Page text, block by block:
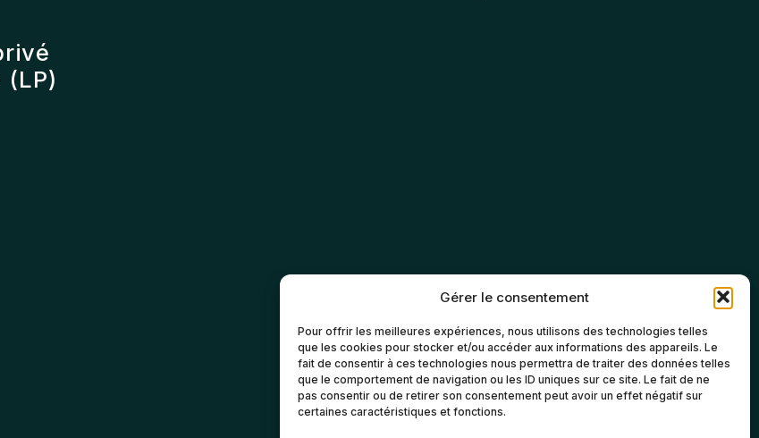
Gérer le consentement
Pour offrir les meilleures expériences, nous utilisons des technologies telles
que les cookies pour stocker et/ou accéder aux informations des appareils. Le
fait de consentir à ces technologies nous permettra de traiter des données telles
que le comportement de navigation ou les ID uniques sur ce site. Le fait de ne
pas consentir ou de retirer son consentement peut avoir un effet négatif sur
certaines caractéristiques et fonctions.